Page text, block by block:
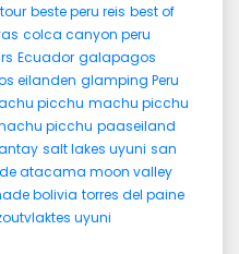
beste peru reis best of
colca canyon peru
Ecuador galapagos
eilanden glamping Peru
picchu machu picchu
picchu paaseiland
salt lakes uyuni san
atacama moon valley
bolivia torres del paine
uyuni